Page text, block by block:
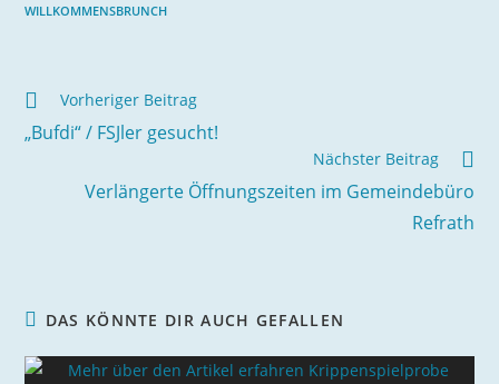
WILLKOMMENSBRUNCH
Vorheriger Beitrag
„Bufdi“ / FSJler gesucht!
Nächster Beitrag
Verlängerte Öffnungszeiten im Gemeindebüro
Refrath
DAS KÖNNTE DIR AUCH GEFALLEN